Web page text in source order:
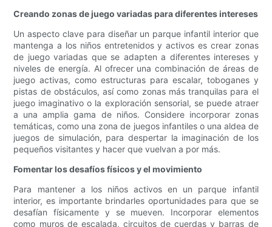
Creando zonas de juego variadas para diferentes intereses
Un aspecto clave para diseñar un parque infantil interior que
mantenga a los niños entretenidos y activos es crear zonas
de juego variadas que se adapten a diferentes intereses y
niveles de energía. Al ofrecer una combinación de áreas de
juego activas, como estructuras para escalar, toboganes y
pistas de obstáculos, así como zonas más tranquilas para el
juego imaginativo o la exploración sensorial, se puede atraer
a una amplia gama de niños. Considere incorporar zonas
temáticas, como una zona de juegos infantiles o una aldea de
juegos de simulación, para despertar la imaginación de los
pequeños visitantes y hacer que vuelvan a por más.
Fomentar los desafíos físicos y el movimiento
Para mantener a los niños activos en un parque infantil
interior, es importante brindarles oportunidades para que se
desafían físicamente y se mueven. Incorporar elementos
como muros de escalada, circuitos de cuerdas y barras de